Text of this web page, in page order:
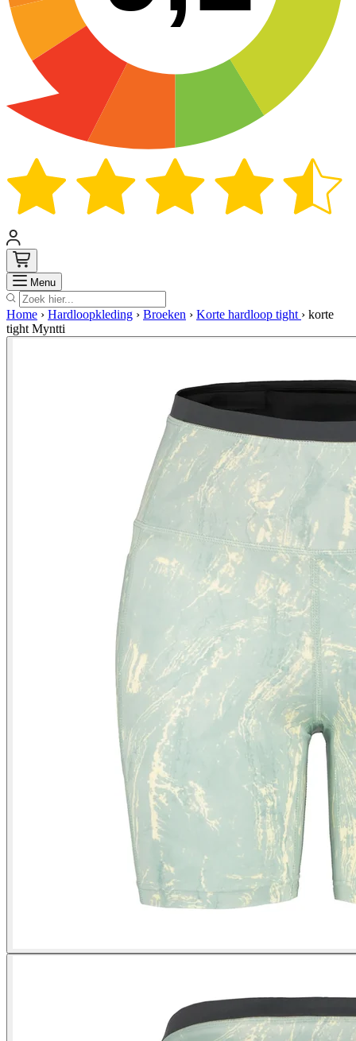
Menu Zoek
Home › Hardloopkleding › Broeken › Korte hardloop tight › korte
tight Myntti